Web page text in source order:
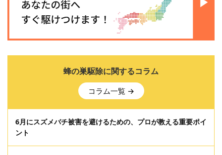
蜂の巣駆除に関するコラム
コラム一覧 →
6月にスズメバチ被害を避けるための、プロが教える重要ポイ
ント